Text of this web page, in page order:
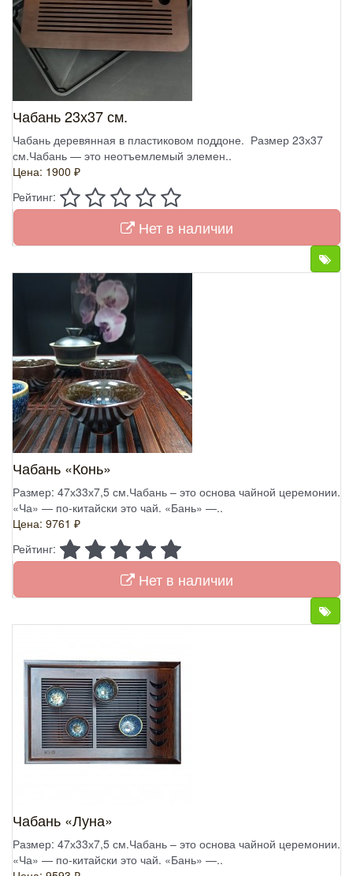
Чабань 23х37 см.
Чабань деревянная в пластиковом поддоне. Размер 23х37
см.Чабань — это неотъемлемый элемен..
Цена: 1900 ₽
Рейтинг:
Нет в наличии
Чабань «Конь»
Размер: 47х33х7,5 см.Чабань – это основа чайной церемонии.
«Ча» — по-китайски это чай. «Бань» —..
Цена: 9761 ₽
Рейтинг:
Нет в наличии
Чабань «Луна»
Размер: 47х33х7,5 см.Чабань – это основа чайной церемонии.
«Ча» — по-китайски это чай. «Бань» —..